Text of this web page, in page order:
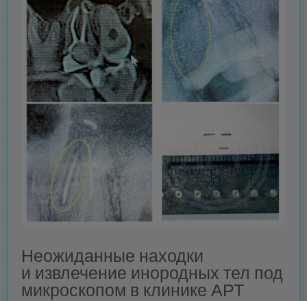
Неожиданные находки
и извлечение инородных тел под
микроскопом в клинике АРТ